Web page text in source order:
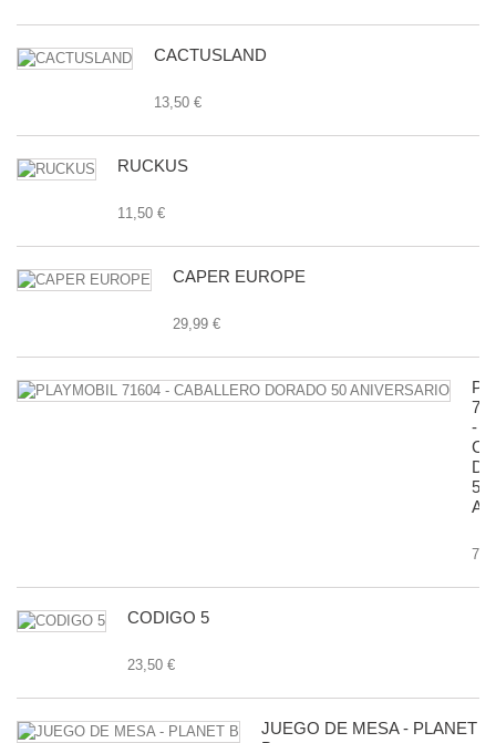
CACTUSLAND
13,50 €
RUCKUS
11,50 €
CAPER EUROPE
29,99 €
-
50
CODIGO 5
23,50 €
JUEGO DE MESA - PLANET